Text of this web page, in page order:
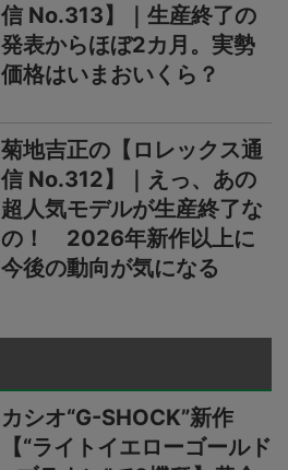
信 No.313】｜生産終了の
発表からほぼ2カ月。実勢
価格はいまおいくら？
菊地吉正の【ロレックス通
信 No.312】｜えっ、あの
超人気モデルが生産終了な
の！ 2026年新作以上に
今後の動向が気になる
カシオ“G-SHOCK”新作
【“ライトイエローゴールド